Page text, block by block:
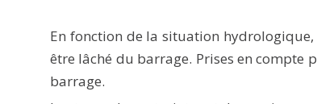
En fonction de la situation
être lâché du barrage. Prises en
barrage.